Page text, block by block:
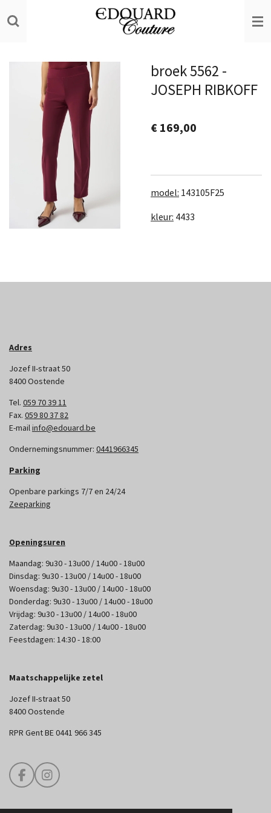
direct
hoofdinhoud
broek 5562 -
JOSEPH RIBKOFF
€ 169,00
model: 143105F25
kleur: 4433
Adres
Jozef II-straat 50
8400 Oostende
Tel. 059 70 39 11
Fax. 059 80 37 82
E-mailinfo@edouard.be
Ondernemingsnummer: 0441966345
Parking
Openbare parkings 7/7 en 24/24
Zeeparking
Openingsuren
Maandag: 9u30 - 13u00 / 14u00 - 18u00
Dinsdag: 9u30 - 13u00 / 14u00 - 18u00
Woensdag: 9u30 - 13u00 / 14u00 - 18u00
Donderdag: 9u30 - 13u00 / 14u00 - 18u00
Vrijdag: 9u30 - 13u00 / 14u00 - 18u00
Zaterdag: 9u30 - 13u00 / 14u00 - 18u00
Feestdagen: 14:30 - 18:00
Maatschappelijke zetel
Jozef II-straat 50
8400 Oostende
RPR Gent BE 0441 966 345
F
a
I
n